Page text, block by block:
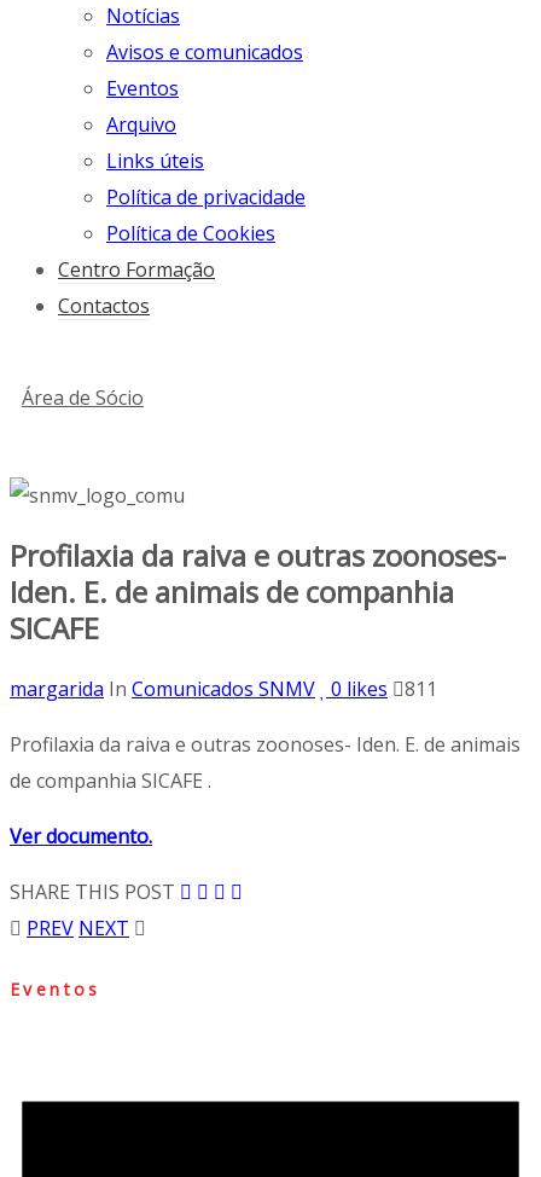
Notícias
Avisos e comunicados
Eventos
Arquivo
Links úteis
Política de privacidade
Política de Cookies
Centro Formação
Contactos
Área de Sócio
Profilaxia da raiva e outras zoonoses-
Iden. E. de animais de companhia
SICAFE
margarida In Comunicados SNMV 0 likes 811
Profilaxia da raiva e outras zoonoses- Iden. E. de animais
de companhia SICAFE .
Ver documento.
SHARE THIS POST
PREV NEXT
Eventos